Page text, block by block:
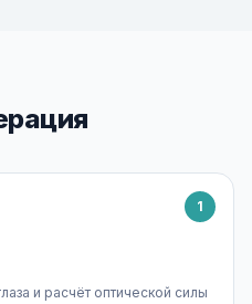
1
и расчёт оптической силы